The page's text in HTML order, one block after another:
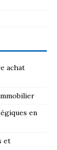
achat
en
et